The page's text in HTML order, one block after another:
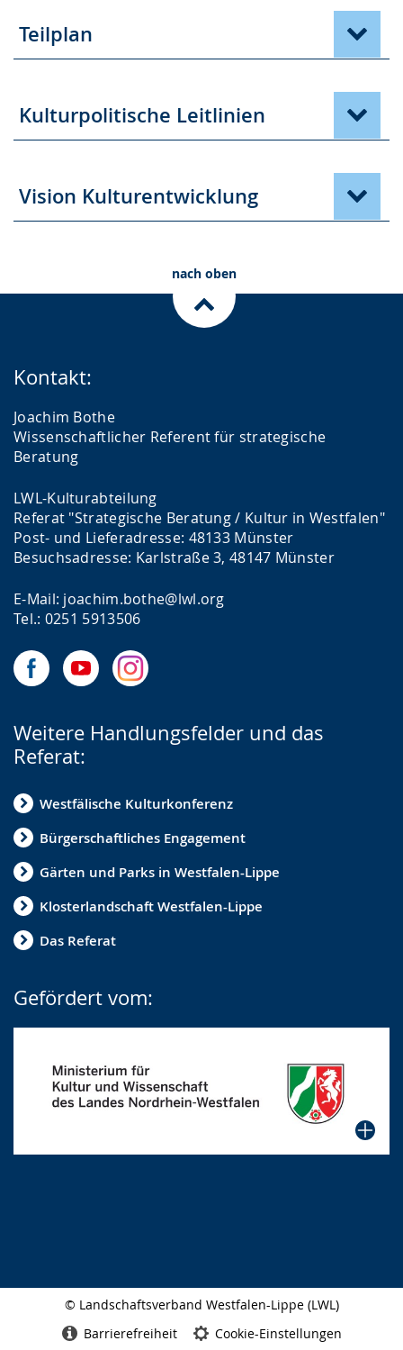
Teilplan
Kulturpolitische Leitlinien
Vision Kulturentwicklung
nach oben
Kontakt:
Joachim Bothe
Wissenschaftlicher Referent für strategische
Beratung
LWL-Kulturabteilung
Referat "Strategische Beratung / Kultur in Westfalen"
Post- und Lieferadresse: 48133 Münster
Besuchsadresse: Karlstraße 3, 48147 Münster
E-Mail: joachim.bothe@lwl.org
Tel.: 0251 5913506
Weitere Handlungsfelder und das
Referat:
Westfälische Kulturkonferenz
Bürgerschaftliches Engagement
Gärten und Parks in Westfalen-Lippe
Klosterlandschaft Westfalen-Lippe
Das Referat
Gefördert vom:
© Landschaftsverband Westfalen-Lippe (LWL)
Barrierefreiheit Cookie-Einstellungen